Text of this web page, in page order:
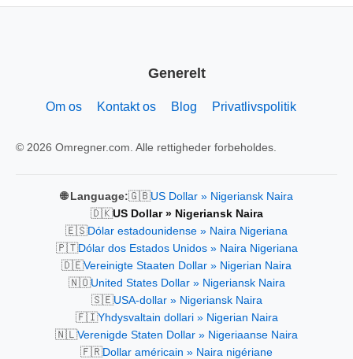
Generelt
Om os Kontakt os Blog Privatlivspolitik
© 2026 Omregner.com. Alle rettigheder forbeholdes.
🌐 Language:🇬🇧US Dollar » Nigeriansk Naira
🇩🇰US Dollar » Nigeriansk Naira
🇪🇸Dólar estadounidense » Naira Nigeriana
🇵🇹Dólar dos Estados Unidos » Naira Nigeriana
🇩🇪Vereinigte Staaten Dollar » Nigerian Naira
🇳🇴United States Dollar » Nigeriansk Naira
🇸🇪USA-dollar » Nigeriansk Naira
🇫🇮Yhdysvaltain dollari » Nigerian Naira
🇳🇱Verenigde Staten Dollar » Nigeriaanse Naira
🇫🇷Dollar américain » Naira nigériane